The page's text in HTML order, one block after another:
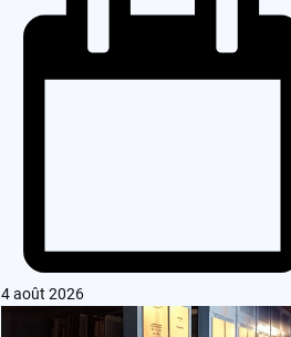
4 août 2026